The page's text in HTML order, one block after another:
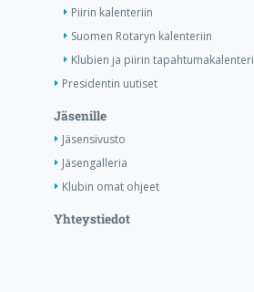
Piirin kalenteriin
Suomen Rotaryn kalenteriin
Klubien ja piirin tapahtumakalenteri
Presidentin uutiset
Jäsenille
Jäsensivusto
Jäsengalleria
Klubin omat ohjeet
Yhteystiedot